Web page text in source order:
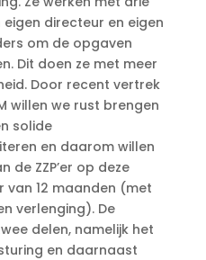
directeur en eigen
om de opgaven
Dit doen ze met meer
Door recent vertrek
willen we rust brengen
solide
en daarom willen
de ZZP’er op deze
12 maanden (met
verlenging). De
delen, namelijk het
en daarnaast